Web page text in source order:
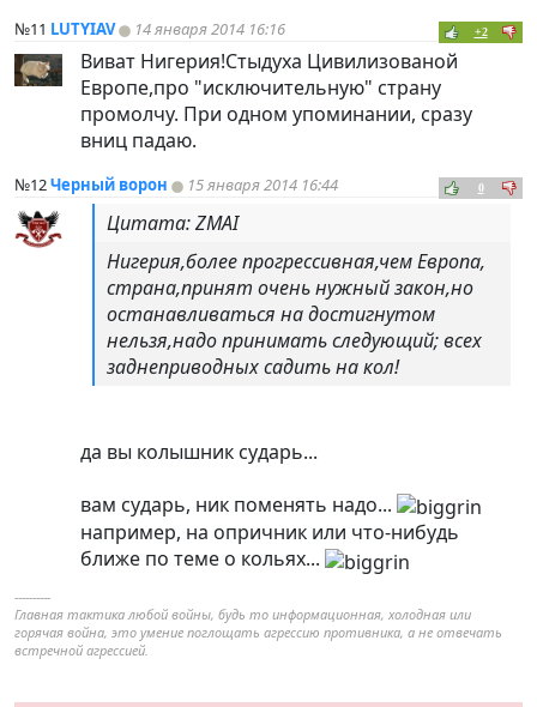
№11 LUTYIAV 14 января 2014 16:16 +2
Виват Нигерия!Стыдуха Цивилизованой
Европе,про "исключительную" страну
промолчу. При одном упоминании, сразу
вниц падаю.
№12Черный ворон 15 января 2014 16:44 0
Цитата: ZMAI
Нигерия,более прогрессивная,чем Европа,
страна,принят очень нужный закон,но
останавливаться на достигнутом
нельзя,надо принимать следующий; всех
заднеприводных садить на кол!
да вы колышник сударь...
вам сударь, ник поменять надо...
например, на опричник или что-нибудь
ближе по теме о кольях...
----------
Главная тактика любой войны, будь то информационная, холодная или
горячая война, это умение поглощать агрессию противника, а не отвечать
встречной агрессией.